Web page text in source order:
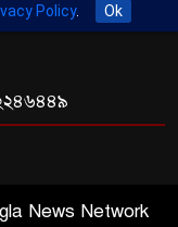
৪৬,রোড নং- ৯/এ,
News Network
Policy. Ok